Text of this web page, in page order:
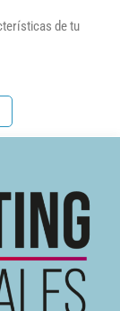
de tu